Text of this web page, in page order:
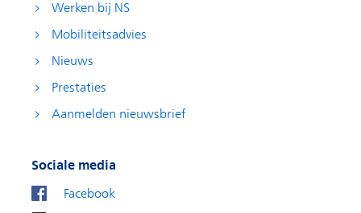
Werken bij NS
Mobiliteitsadvies
Nieuws
Prestaties
Aanmelden nieuwsbrief
Sociale media
Facebook